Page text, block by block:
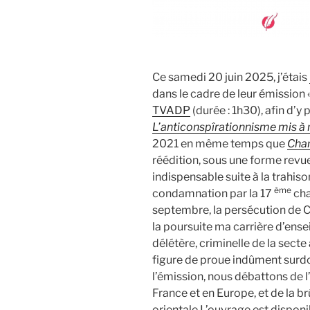
Ce samedi 20 juin 2025, j’étais
dans le cadre de leur émission
TVADP (durée : 1h30), afin
L’anticonspîrationnisme mis à
2021 en même temps que
réédition, sous une forme
indispensable suite à la
condamnation par la 17 ème
septembre, la persécution de
la poursuite ma carrière
délétère, criminelle de la
figure de proue indûment
l’émission, nous débattons de
France et en Europe, et de la